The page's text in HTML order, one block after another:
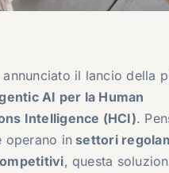
annunciato il lancio della
AI per la Human
Intelligence (HCI).
operano in settori
, questa